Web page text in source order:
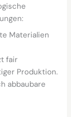
Materialien
fair
Produktion.
abbaubare